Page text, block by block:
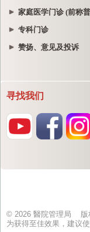
家庭医学门诊 (前称
专科门诊
赞扬、意见及投诉
寻找我们
© 2026 醫院管理局
为获得至佳效果，建议